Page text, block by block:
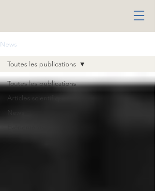
News
Toutes les publications
Articles scientifiques
News
Toutes les publications